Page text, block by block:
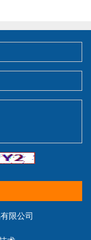
限公司